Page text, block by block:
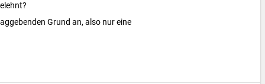
Grund an, also nur eine